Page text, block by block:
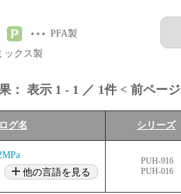
PFA製
ックス製
： 表示 1 - 1 ／ 1件 < 前ページ
グ名 シリーズ
他の言語を見る
PUH-916
PUH-016